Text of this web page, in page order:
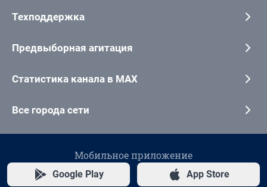
Техподдержка
Предвыборная агитация
Статистика канала в MAX
Все города сети
Мобильное приложение
Google Play App Store